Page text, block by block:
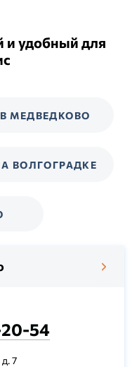
удобный для
В МЕДВЕДКОВО
ВОЛГОГРАДКЕ
54
7